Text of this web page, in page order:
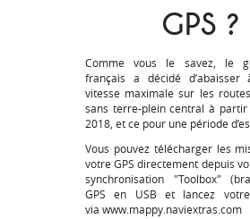
GPS ?
Comme vous le savez, le
français a décidé
vitesse maximale sur les
sans terre-plein central à
2018, et ce pour une période
Vous pouvez télécharger les
votre GPS directement depuis
synchronisation "Toolbox"
GPS en USB et lancez
via www.mappy.naviextras.com